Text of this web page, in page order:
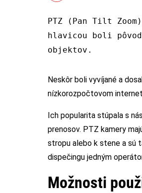
PTZ (Pan Tilt
hlavicou boli
objektov.
Neskôr boli vyvíjané a
nízkorozpočtovom
Ich popularita stúpala s
prenosov. PTZ kamery
stropu alebo k stene a sú
dispečingu jedným
Možnosti